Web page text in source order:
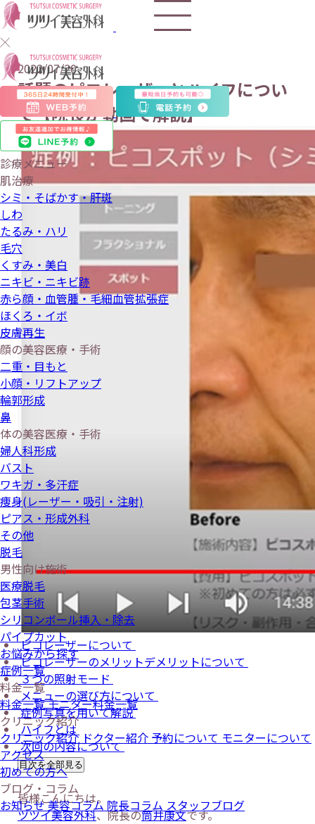
診療メニュー
肌治療
シミ・そばかす・肝斑
しわ
たるみ・ハリ
毛穴
くすみ・美白
ニキビ・ニキビ跡
赤ら顔・血管腫・毛細血管拡張症
ほくろ・イボ
皮膚再生
顔の美容医療・手術
二重・目もと
小顔・リフトアップ
輪郭形成
鼻
体の美容医療・手術
婦人科形成
バスト
ワキガ・多汗症
痩身(レーザー・吸引・注射)
ピアス・形成外科
その他
脱毛
男性向け施術
医療脱毛
包茎手術
シリコンボール挿入・除去
パイプカット
お悩みから探す
症例一覧
料金一覧
料金一覧モニター料金一覧
クリニック紹介
クリニック紹介 ドクター紹介 予約について モニターについて
アクセス
初めての方へ
ブログ・コラム
お知らせ美容コラム 院長コラム スタッフブログ
2022/07/20
話題のピコレーザーとハイフについ
て【院長が動画で解説】
ピコレーザーについて
ピコレーザーのメリットデメリットについて
３つの照射モード
メニューの選び方について
症例写真を用いて解説
ハイフとは
次回の内容について
目次を全部見る
皆様こんにちは。
ツツイ美容外科、院長の筒井康文です。